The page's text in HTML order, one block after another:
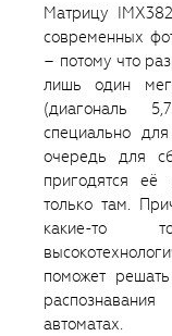
Матрицу
современных
– потому что
лишь один
(диагональ
специально
очередь для
пригодятся
только там.
какие-то
поможет
автоматах.